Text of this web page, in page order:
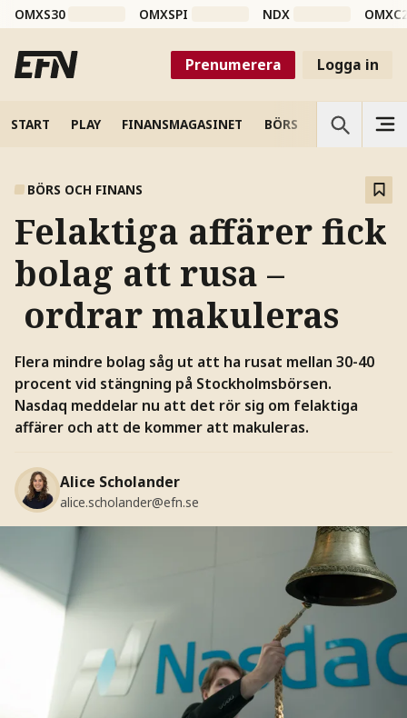
OMXS30 OMXSPI NDX
Prenumerera Logga in
START PLAY FINANSMAGASINET BÖRS VETENSKAP
BÖRS OCH FINANS
Felaktiga affärer fick
bolag att rusa –
ordrar makuleras
Flera mindre bolag såg ut att ha rusat mellan 30-40
procent vid stängning på Stockholmsbörsen.
Nasdaq meddelar nu att det rör sig om felaktiga
affärer och att de kommer att makuleras.
Alice Scholander
alice.scholander@efn.se